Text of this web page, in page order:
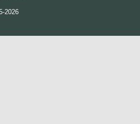
2026